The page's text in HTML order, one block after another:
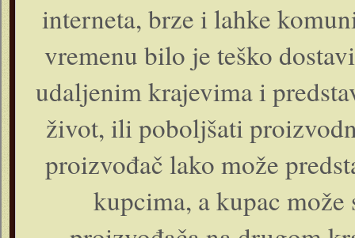
interneta, brze i lahke
vremenu bilo je teško
udaljenim krajevima i
život, ili poboljšati
proizvođač lako može
kupcima, a kupac